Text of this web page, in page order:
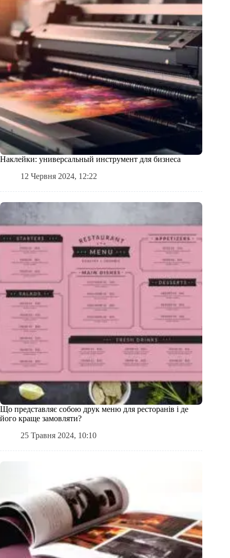
Наклейки: универсальный инструмент для бизнеса
12 Червня 2024, 12:22
Що представляє собою друк меню для ресторанів і де
його краще замовляти?
25 Травня 2024, 10:10